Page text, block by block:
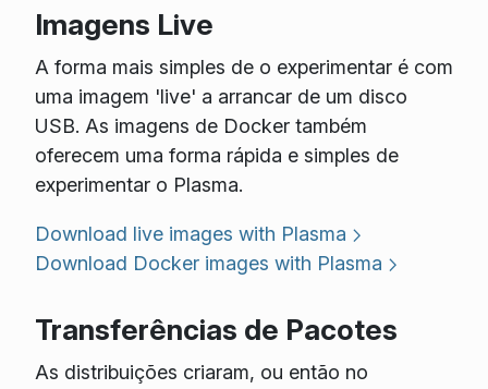
Imagens Live
A forma mais simples de o experimentar é com
uma imagem 'live' a arrancar de um disco
USB. As imagens de Docker também
oferecem uma forma rápida e simples de
experimentar o Plasma.
Download live images with Plasma
Download Docker images with Plasma
Transferências de Pacotes
As distribuições criaram, ou então no